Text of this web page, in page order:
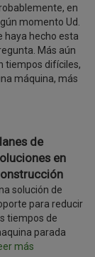
en
momento Ud.
haya hecho esta
Más aún
tiempos difíciles,
máquina, más
de
en
solución de
para reducir
tiempos de
parada
más